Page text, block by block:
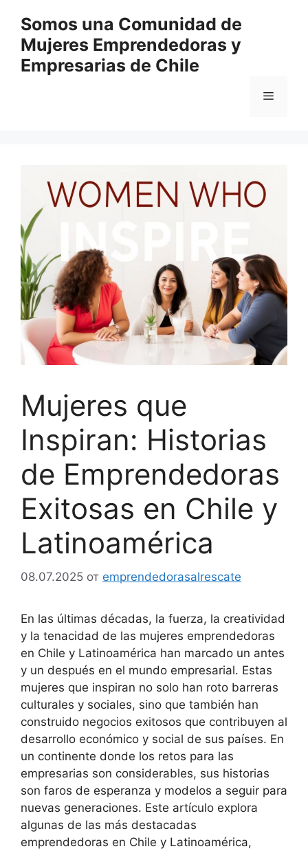
содержимому
Somos una Comunidad de
Mujeres Emprendedoras y
Empresarias de Chile
Меню
Mujeres que
Inspiran: Historias
de Emprendedoras
Exitosas en Chile y
Latinoamérica
08.07.2025 от emprendedorasalrescate
En las últimas décadas, la fuerza, la creatividad
y la tenacidad de las mujeres emprendedoras
en Chile y Latinoamérica han marcado un antes
y un después en el mundo empresarial. Estas
mujeres que inspiran no solo han roto barreras
culturales y sociales, sino que también han
construido negocios exitosos que contribuyen al
desarrollo económico y social de sus países. En
un continente donde los retos para las
empresarias son considerables, sus historias
son faros de esperanza y modelos a seguir para
nuevas generaciones. Este artículo explora
algunas de las más destacadas
emprendedoras en Chile y Latinoamérica,